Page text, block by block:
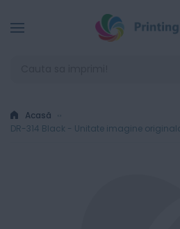
Acasă
DR-314 Black - Unitate imagine